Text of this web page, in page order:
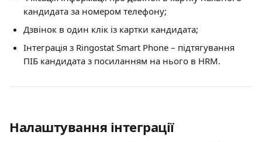
кандидата за номером телефону;
Дзвінок в один клік із картки кандидата;
Інтеграція з Ringostat Smart Phone – підтягування
ПІБ кандидата з посиланням на нього в HRM.
Налаштування інтеграції